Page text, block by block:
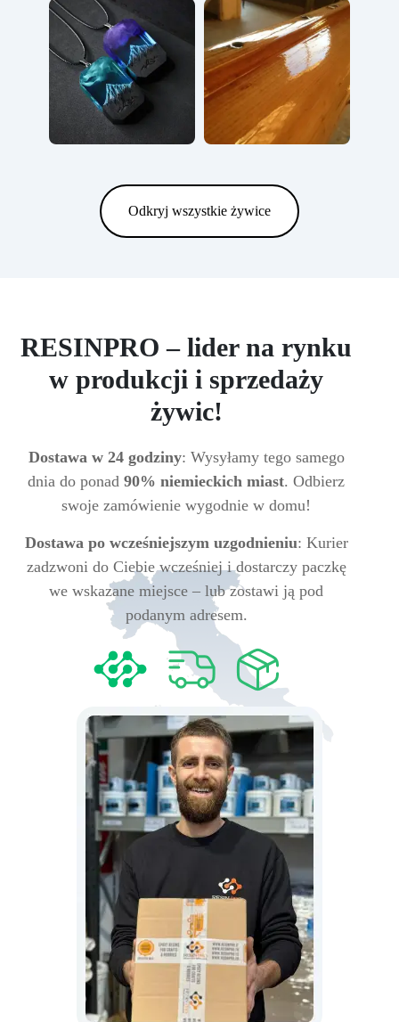
Odkryj wszystkie żywice
RESINPRO – lider na rynku
w produkcji i sprzedaży
żywic!
Dostawa w 24 godziny: Wysyłamy tego samego
dnia do ponad 90% niemieckich miast. Odbierz
swoje zamówienie wygodnie w domu!
Dostawa po wcześniejszym uzgodnieniu: Kurier
zadzwoni do Ciebie wcześniej i dostarczy paczkę
we wskazane miejsce – lub zostawi ją pod
podanym adresem.